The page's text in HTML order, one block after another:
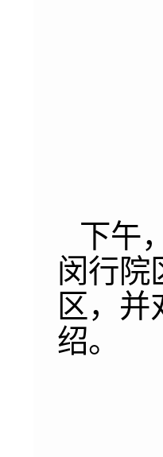
下午
闵行院
区，
绍。